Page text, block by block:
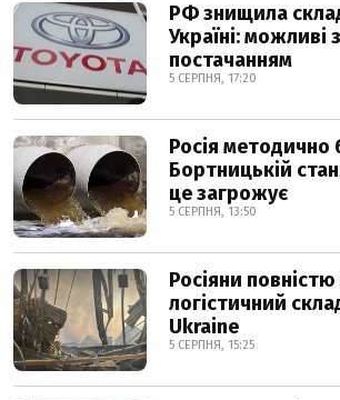
РФ знищила
Україні: можливі
постачанням
5 СЕРПНЯ, 17:20
Росія методично
Бортницькій
це загрожує
5 СЕРПНЯ, 13:50
Росіяни
логістичний
Ukraine
5 СЕРПНЯ, 15:25